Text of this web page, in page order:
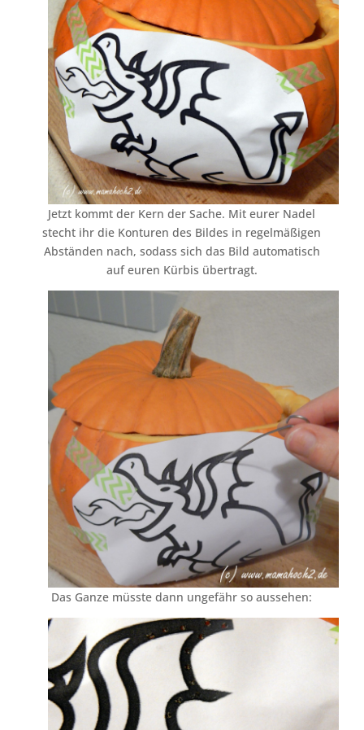
Jetzt kommt der Kern der Sache. Mit eurer Nadel
stecht ihr die Konturen des Bildes in regelmäßigen
Abständen nach, sodass sich das Bild automatisch
auf euren Kürbis übertragt.
Das Ganze müsste dann ungefähr so aussehen: